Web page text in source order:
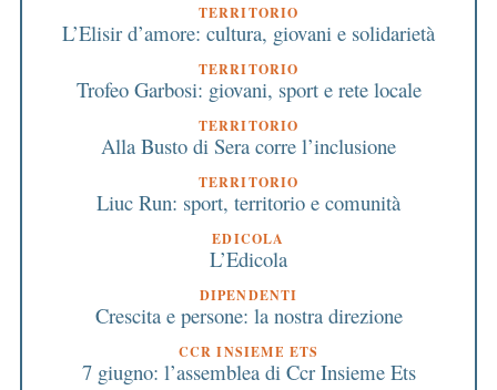
TERRITORIO
L’Elisir d’amore: cultura, giovani e solidarietà
TERRITORIO
Trofeo Garbosi: giovani, sport e rete locale
TERRITORIO
Alla Busto di Sera corre l’inclusione
TERRITORIO
Liuc Run: sport, territorio e comunità
EDICOLA
L’Edicola
DIPENDENTI
Crescita e persone: la nostra direzione
CCR INSIEME ETS
7 giugno: l’assemblea di Ccr Insieme Ets